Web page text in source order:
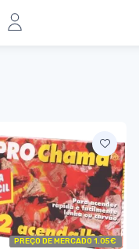
PREÇO DE MERCADO 1.05€